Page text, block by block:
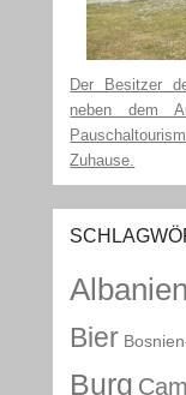
Der Besitzer
neben dem
Zuhause.
Albanien
Bier
Burg